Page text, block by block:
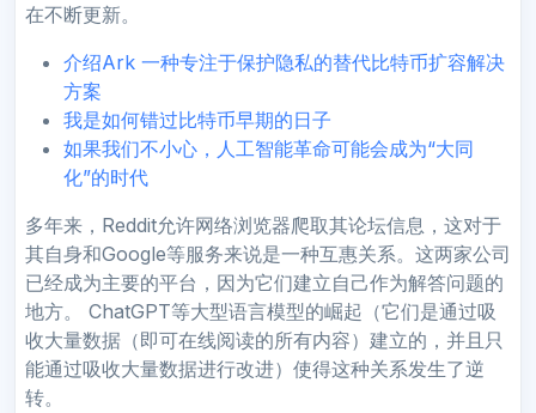
在不断更新。
介绍Ark 一种专注于保护隐私的替代比特币扩容解决
方案
我是如何错过比特币早期的日子
如果我们不小心，人工智能革命可能会成为“大同
化”的时代
多年来，Reddit允许网络浏览器爬取其论坛信息，这对于
其自身和Google等服务来说是一种互惠关系。这两家公司
已经成为主要的平台，因为它们建立自己作为解答问题的
地方。 ChatGPT等大型语言模型的崛起（它们是通过吸
收大量数据（即可在线阅读的所有内容）建立的，并且只
能通过吸收大量数据进行改进）使得这种关系发生了逆
转。